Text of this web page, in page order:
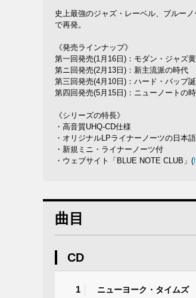
史上最強のジャズ・レーベル、ブルー
で再発。
《発売ラインナップ》
第一回発売(1月16日)：モダン・ジャズ
第ニ回発売(2月13日)：新主流派の時代
第三回発売(4月10日)：ハード・バップ
第四回発売(5月15日)：ニューノートの
《シリーズの特長》
・高音質UHQ-CD仕様
・オリジナルLPライナーノーツの日本
・新規ミニ・ライナーノーツ付
・ウェブサイト「BLUE NOTE CLUB」(
曲目
CD
1 ニューヨーク・タイムズ